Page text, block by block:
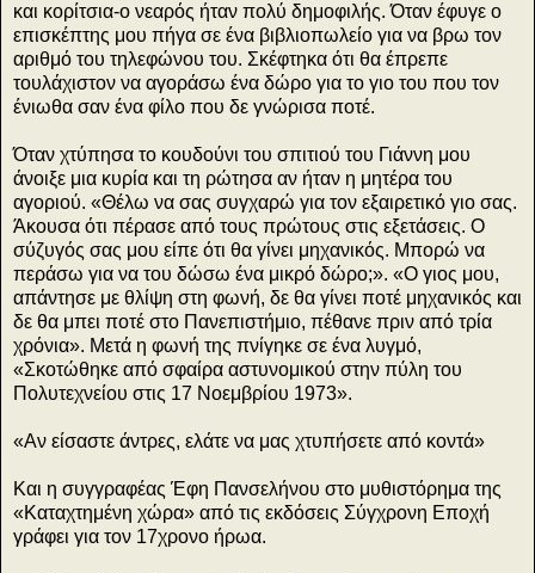
και κορίτσια-ο νεαρός ήταν πολύ δημοφιλής. Όταν έφυγε ο
επισκέπτης μου πήγα σε ένα βιβλιοπωλείο για να βρω τον
αριθμό του τηλεφώνου του. Σκέφτηκα ότι θα έπρεπε
τουλάχιστον να αγοράσω ένα δώρο για το γιο του που τον
ένιωθα σαν ένα φίλο που δε γνώρισα ποτέ.
Όταν χτύπησα το κουδούνι του σπιτιού του Γιάννη μου
άνοιξε μια κυρία και τη ρώτησα αν ήταν η μητέρα του
αγοριού. «Θέλω να σας συγχαρώ για τον εξαιρετικό γιο σας.
Άκουσα ότι πέρασε από τους πρώτους στις εξετάσεις. Ο
σύζυγός σας μου είπε ότι θα γίνει μηχανικός. Μπορώ να
περάσω για να του δώσω ένα μικρό δώρο;». «Ο γιος μου,
απάντησε με θλίψη στη φωνή, δε θα γίνει ποτέ μηχανικός και
δε θα μπει ποτέ στο Πανεπιστήμιο, πέθανε πριν από τρία
χρόνια». Μετά η φωνή της πνίγηκε σε ένα λυγμό,
«Σκοτώθηκε από σφαίρα αστυνομικού στην πύλη του
Πολυτεχνείου στις 17 Νοεμβρίου 1973».
«Αν είσαστε άντρες, ελάτε να μας χτυπήσετε από κοντά»
Και η συγγραφέας Έφη Πανσελήνου στο μυθιστόρημα της
«Καταχτημένη χώρα» από τις εκδόσεις Σύγχρονη Εποχή
γράφει για τον 17χρονο ήρωα.